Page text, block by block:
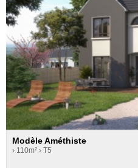
Modèle Améthiste
› 110m² › T5